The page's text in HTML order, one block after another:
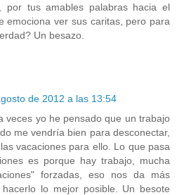
por tus amables palabras hacia el
emociona ver sus caritas, pero para
Un besazo.
de 2012 a las 13:54
veces yo he pensado que un trabajo
me vendría bien para desconectar,
vacaciones para ello. Lo que pasa
es porque hay trabajo, mucha
forzadas, eso nos da más
hacerlo lo mejor posible. Un besote